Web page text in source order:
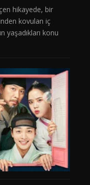
hikayede, bir
kovulan iç
yaşadıkları konu